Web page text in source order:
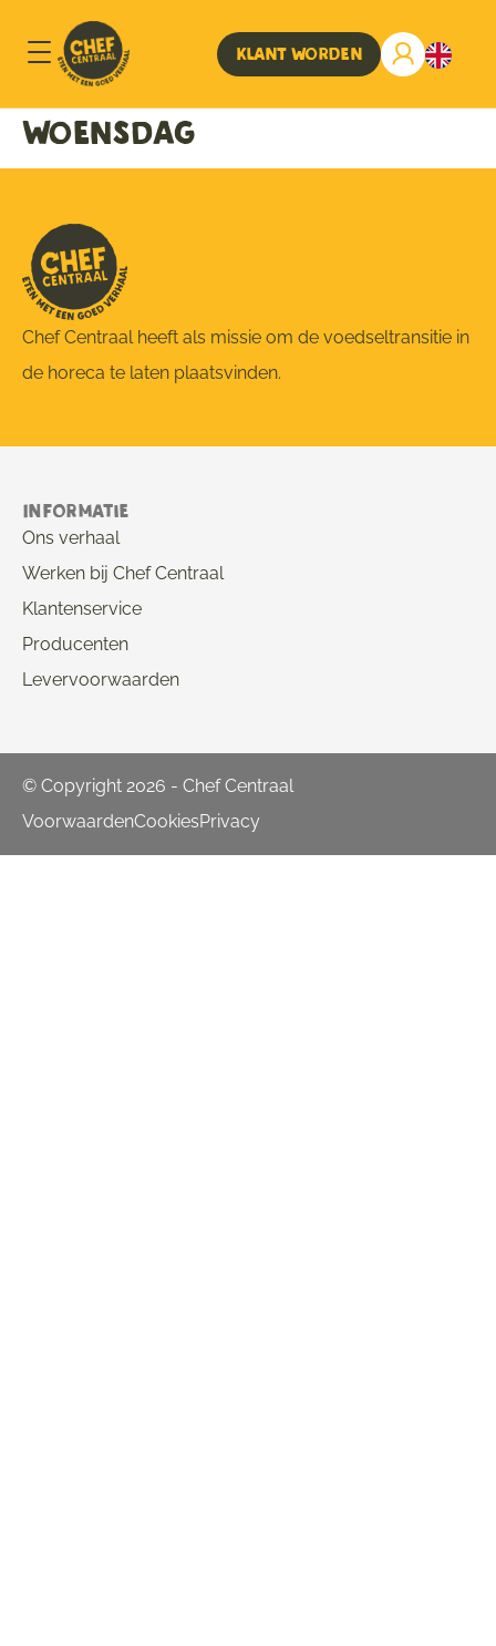
Klant worden
Woensdag
Chef Centraal heeft als missie om de voedseltransitie in
de horeca te laten plaatsvinden.
Informatie
Ons verhaal
Werken bij Chef Centraal
Klantenservice
Producenten
Levervoorwaarden
© Copyright 2026 - Chef Centraal
VoorwaardenCookiesPrivacy